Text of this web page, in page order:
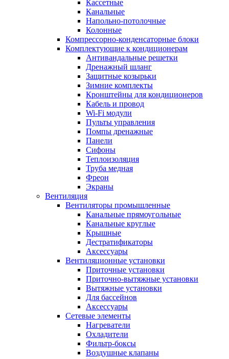
Кассетные
Канальные
Напольно-потолочные
Колонные
Компрессорно-конденсаторные блоки
Комплектующие к кондиционерам
Антивандальные решетки
Дренажный шланг
Защитные козырьки
Зимние комплекты
Кронштейны для кондиционеров
Кабель и провод
Wi-Fi модули
Пульты управления
Помпы дренажные
Панели
Сифоны
Теплоизоляция
Труба медная
Фреон
Экраны
Вентиляция
Вентиляторы промышленные
Канальные прямоугольные
Канальные круглые
Крышные
Дестратификаторы
Аксессуары
Вентиляционные установки
Приточные установки
Приточно-вытяжные установки
Вытяжные установки
Для бассейнов
Аксессуары
Сетевые элементы
Нагреватели
Охладители
Фильтр-боксы
Воздушные клапаны